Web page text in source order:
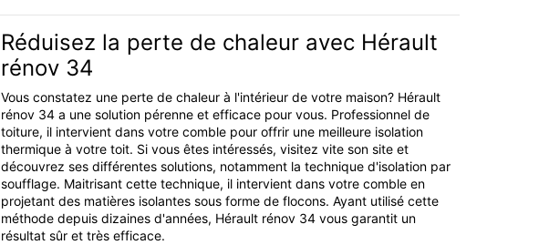
Réduisez la perte de chaleur avec Hérault
rénov 34
Vous constatez une perte de chaleur à l'intérieur de votre maison? Hérault
rénov 34 a une solution pérenne et efficace pour vous. Professionnel de
toiture, il intervient dans votre comble pour offrir une meilleure isolation
thermique à votre toit. Si vous êtes intéressés, visitez vite son site et
découvrez ses différentes solutions, notamment la technique d'isolation par
soufflage. Maitrisant cette technique, il intervient dans votre comble en
projetant des matières isolantes sous forme de flocons. Ayant utilisé cette
méthode depuis dizaines d'années, Hérault rénov 34 vous garantit un
résultat sûr et très efficace.